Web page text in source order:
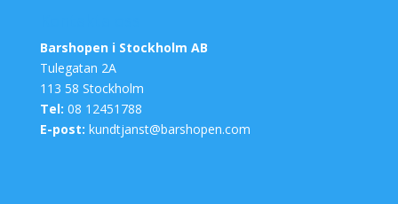
Barshopen i Stockholm AB
Tulegatan 2A
113 58 Stockholm
Tel: 08 12451788
E-post: kundtjanst@barshopen.com